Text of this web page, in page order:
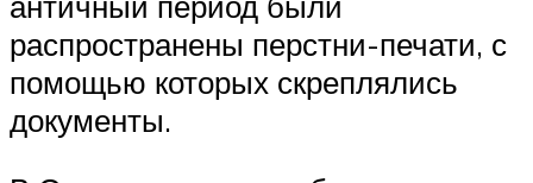
распространены перстни-печати, с
помощью которых скреплялись
документы.